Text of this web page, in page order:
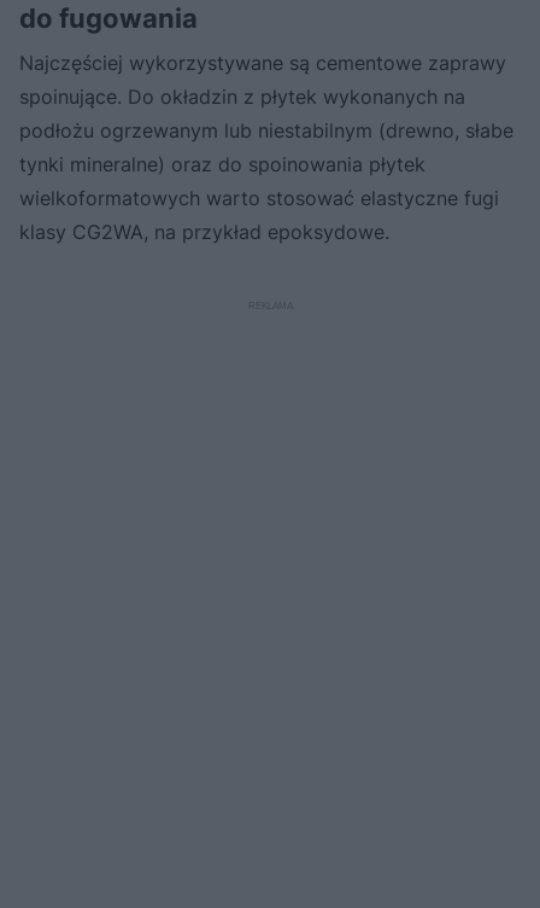
do fugowania
Najczęściej wykorzystywane są cementowe zaprawy
spoinujące. Do okładzin z płytek wykonanych na
podłożu ogrzewanym lub niestabilnym (drewno, słabe
tynki mineralne) oraz do spoinowania płytek
wielkoformatowych warto stosować elastyczne fugi
klasy CG2WA, na przykład epoksydowe.